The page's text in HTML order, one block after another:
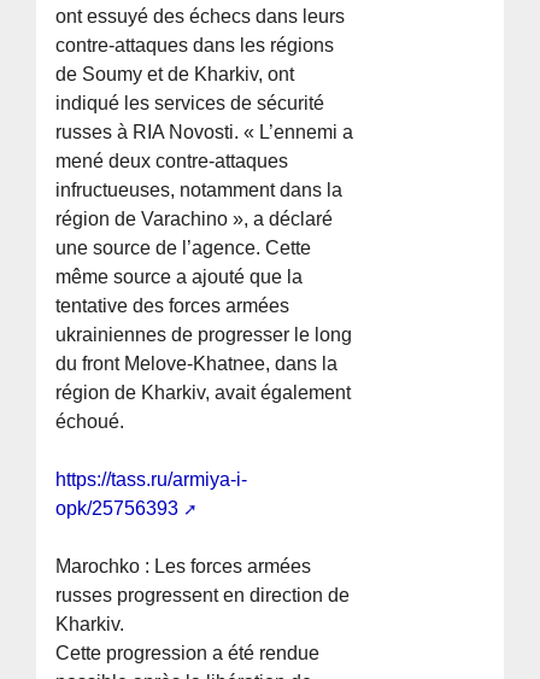
ont essuyé des échecs dans leurs
contre-attaques dans les régions
de Soumy et de Kharkiv, ont
indiqué les services de sécurité
russes à RIA Novosti. « L’ennemi a
mené deux contre-attaques
infructueuses, notamment dans la
région de Varachino », a déclaré
une source de l’agence. Cette
même source a ajouté que la
tentative des forces armées
ukrainiennes de progresser le long
du front Melove-Khatnee, dans la
région de Kharkiv, avait également
échoué.
https://tass.ru/armiya-i-
opk/25756393
Marochko : Les forces armées
russes progressent en direction de
Kharkiv.
Cette progression a été rendue